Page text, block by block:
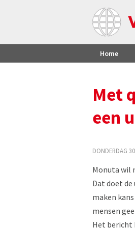
Home
Met
een
DONDERDAG
Monuta wil
Dat doet
maken
mensen
Het bericht